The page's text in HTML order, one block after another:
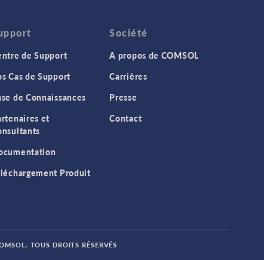
de Support
Cas de Support
de Connaissances
et
Produit
Société
A propos de COMSOL
Carrières
Presse
Contact
TOUS DROITS RÉSERVÉS